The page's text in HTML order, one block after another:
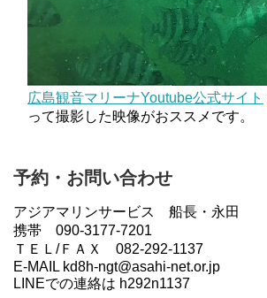
広島観音マリーナYoutube公式サイト
って撮影した映像がおススメです。
予約・お問い合わせ
アジアマリンサービス 船長・永田
携帯 090-3177-7201
ＴＥＬ/ＦＡＸ 082-292-1137
E-MAIL kd8h-ngt@asahi-net.or.jp
LINEでの連絡は h292n1137